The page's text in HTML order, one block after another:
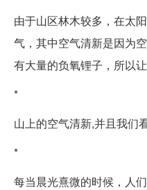
由于山区林木较多，在太
气，其中空气清新是因为
有大量的负氧锂子，所以
*
山上的空气清新,并且我们
*
每当晨光熹微的时候，人